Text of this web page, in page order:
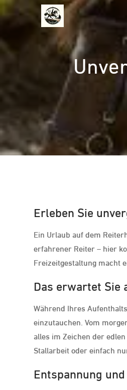
Zum
Inhalt
Erleben Sie
Ein Urlaub auf dem
erfahrener Reiter – hier
Freizeitgestaltung macht
Das erwartet Sie
Während Ihres
einzutauchen. Vom
alles im Zeichen der
Stallarbeit oder einfach
Entspannung